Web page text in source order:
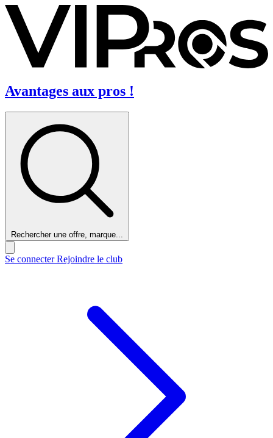
Avantages aux pros !
Rechercher une offre, marque...
Se connecterRejoindre le club